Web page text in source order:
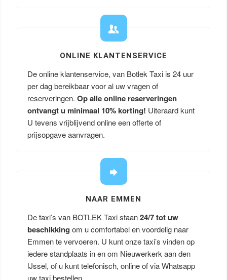
ONLINE KLANTENSERVICE
De online klantenservice, van Botlek Taxi is 24 uur
per dag bereikbaar voor al uw vragen of
reserveringen. Op alle online reserveringen
ontvangt u minimaal 10% korting! Uiteraard kunt
U tevens vrijblijvend online een offerte of
prijsopgave aanvragen.
NAAR EMMEN
De taxi’s van BOTLEK Taxi staan24/7 tot uw
beschikking om u comfortabel en voordelig naar
Emmen te vervoeren. U kunt onze taxi’s vinden op
iedere standplaats in en om Nieuwerkerk aan den
IJssel, of u kunt telefonisch, online of via Whatsapp
uw taxi bestellen.